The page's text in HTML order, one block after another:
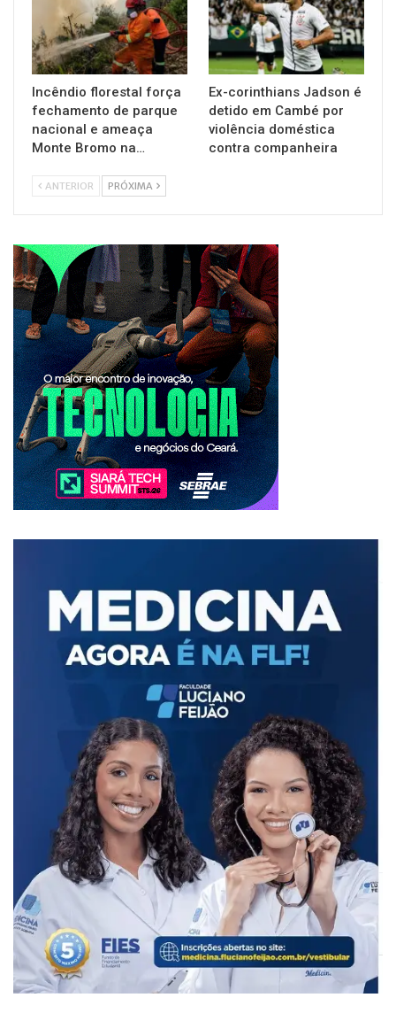
Incêndio florestal força
fechamento de parque
nacional e ameaça
Monte Bromo na…
Ex-corinthians Jadson é
detido em Cambé por
violência doméstica
contra companheira
ANTERIOR PRÓXIMA